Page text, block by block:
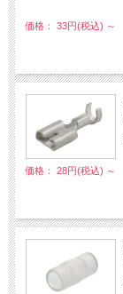
価格： 33円(税込) ～
価格： 28円(税込) ～